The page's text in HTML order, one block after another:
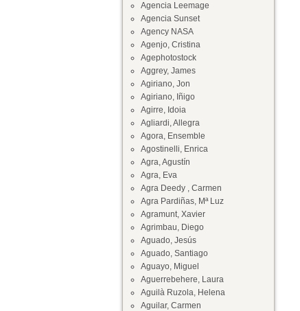
Agencia Leemage
Agencia Sunset
Agency NASA
Agenjo, Cristina
Agephotostock
Aggrey, James
Agiriano, Jon
Agiriano, Iñigo
Agirre, Idoia
Agliardi, Allegra
Agora, Ensemble
Agostinelli, Enrica
Agra, Agustín
Agra, Eva
Agra Deedy , Carmen
Agra Pardiñas, Mª Luz
Agramunt, Xavier
Agrimbau, Diego
Aguado, Jesús
Aguado, Santiago
Aguayo, Miguel
Aguerrebehere, Laura
Aguilà Ruzola, Helena
Aguilar, Carmen